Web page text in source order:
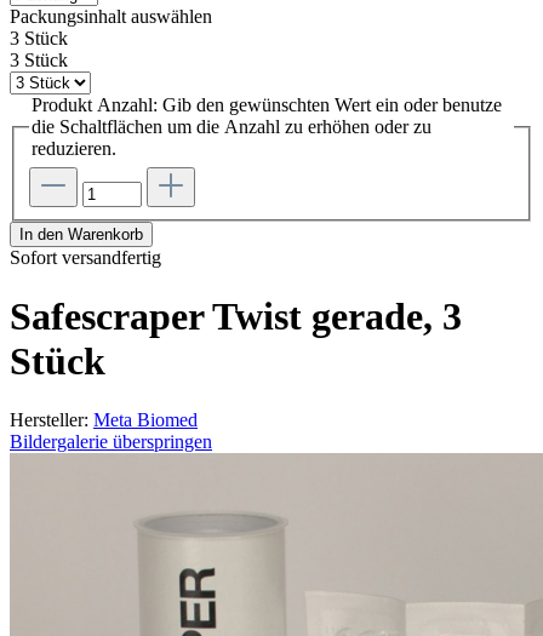
Packungsinhalt auswählen
3 Stück
3 Stück
Produkt Anzahl: Gib den gewünschten Wert ein oder benutze
die Schaltflächen um die Anzahl zu erhöhen oder zu
reduzieren.
In den Warenkorb
Sofort versandfertig
Safescraper Twist gerade, 3
Stück
Hersteller: Meta Biomed
Bildergalerie überspringen